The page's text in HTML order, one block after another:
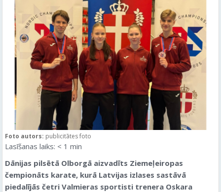
Foto autors: publicitātes foto
Lasīšanas laiks: < 1 min
Dānijas pilsētā Olborgā aizvadīts Ziemeļeiropas
čempionāts karate, kurā Latvijas izlases sastāvā
piedalījās četri Valmieras sportisti trenera Oskara